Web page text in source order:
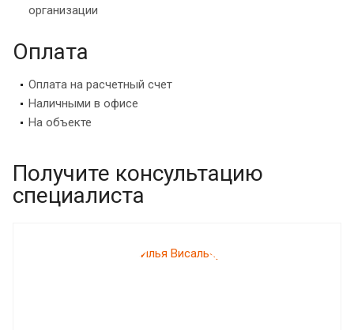
организации
Оплата
Оплата на расчетный счет
Наличными в офисе
На объекте
Получите консультацию
специалиста